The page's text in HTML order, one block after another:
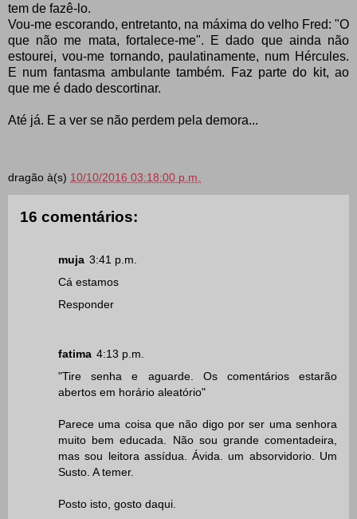
tem de fazê-lo.
Vou-me escorando, entretanto, na máxima do velho Fred: "O
que não me mata, fortalece-me". E dado que ainda não
estourei, vou-me tornando, paulatinamente, num Hércules.
E num fantasma ambulante também. Faz parte do kit, ao
que me é dado descortinar.
Até já. E a ver se não perdem pela demora...
dragão à(s) 10/10/2016 03:18:00 p.m.
16 comentários:
muja 3:41 p.m.
Cá estamos
Responder
fatima 4:13 p.m.
"Tire senha e aguarde. Os comentários estarão
abertos em horário aleatório"
Parece uma coisa que não digo por ser uma senhora
muito bem educada. Não sou grande comentadeira,
mas sou leitora assídua. Ávida. um absorvidorio. Um
Susto. A temer.
Posto isto, gosto daqui.